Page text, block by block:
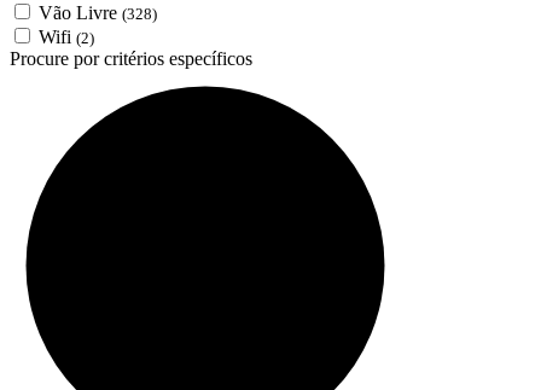
Vão Livre (328)
Wifi (2)
Procure por critérios específicos